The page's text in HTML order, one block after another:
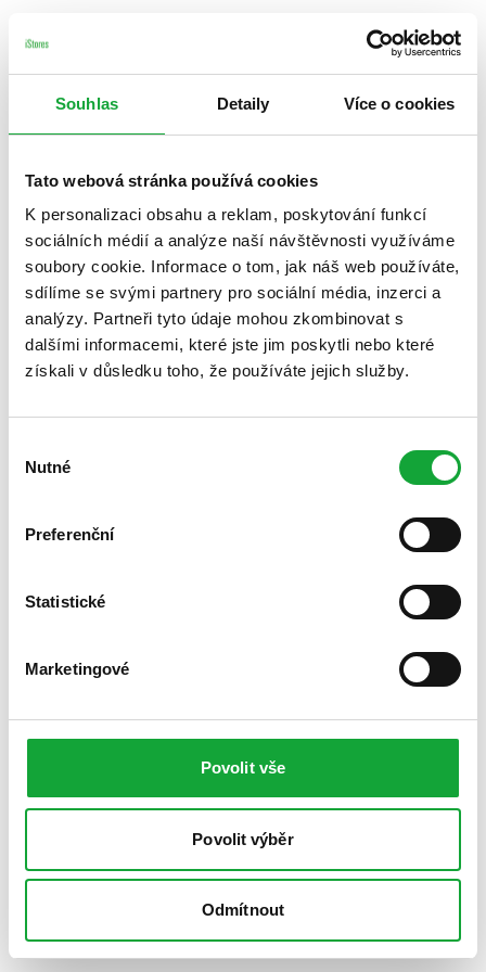
Souhlas Detaily Více o cookies
Tato webová stránka používá cookies
K personalizaci obsahu a reklam, poskytování funkcí
sociálních médií a analýze naší návštěvnosti využíváme
soubory cookie. Informace o tom, jak náš web používáte,
sdílíme se svými partnery pro sociální média, inzerci a
analýzy. Partneři tyto údaje mohou zkombinovat s
dalšími informacemi, které jste jim poskytli nebo které
získali v důsledku toho, že používáte jejich služby.
souhlasu
Nutné
Preferenční
Statistické
Marketingové
Povolit vše
Povolit výběr
Odmítnout